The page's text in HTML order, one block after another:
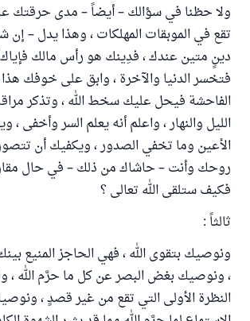
ولا حظنا في سؤالك – أيضاً – مدى حرقتك
تقع في الموبقات المهلكات ، وهذا يدل – إن
دينٍ متين عندك ، فدِينك هو رأس مالك
فتخسر الدنيا والآخرة ، وابق على خوفك
الفاحشة فيحل عليك سخط الله ، وتذكر
الليل والنهار ، واعلم أنه يعلم السر وأخفى ،
الأعين وما تخفي الصدور ، ويكفيك أن
روحك وأنت – حاشاك من ذلك – في حال
فكيف ستلقى الله تعالى ؟
ثالثاً :
ونوصيك بتقوى الله ، فهي الحاجز المنيع
، ونوصيك بغض البصر عن كل ما حرَّم الله ،
النظرة الأولى التي تقع من غير قصدٍ ،